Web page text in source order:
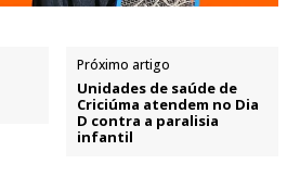
Próximo artigo
Unidades de saúde de
Criciúma atendem no Dia
D contra a paralisia
infantil